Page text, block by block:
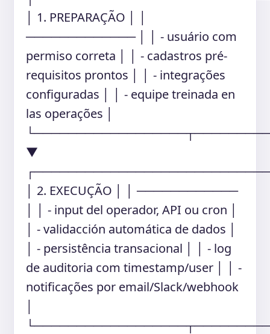
│ 1. PREPARAÇÃO │ │
───────────── │ │ - usuário com
permiso correta │ │ - cadastros pré-
requisitos prontos │ │ - integrações
configuradas │ │ - equipe treinada en
las operações │
▼
│ 2. EXECUÇÃO │ │ ────────────
│ │ - input del operador, API ou cron │
│ - validacción automática de dados │
│ - persistência transacional │ │ - log
de auditoria com timestamp/user │ │ -
notificações por email/Slack/webhook